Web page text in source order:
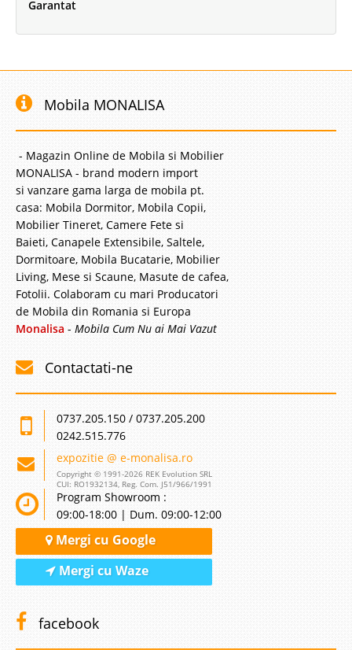
Garantat
Mobila MONALISA
- Magazin Online de Mobila si Mobilier
MONALISA - brand modern import
si vanzare gama larga de mobila pt.
casa: Mobila Dormitor, Mobila Copii,
Mobilier Tineret, Camere Fete si
Baieti, Canapele Extensibile, Saltele,
Dormitoare, Mobila Bucatarie, Mobilier
Living, Mese si Scaune, Masute de cafea,
Fotolii. Colaboram cu mari Producatori
de Mobila din Romania si Europa
Monalisa - Mobila Cum Nu ai Mai Vazut
Contactati-ne
0737.205.150 / 0737.205.200
0242.515.776
expozitie @ e-monalisa.ro
Copyright © 1991-2026 REK Evolution SRL
CUI: RO1932134, Reg. Com. J51/966/1991
Program Showroom :
09:00-18:00 | Dum. 09:00-12:00
Mergi cu Google
Mergi cu Waze
facebook